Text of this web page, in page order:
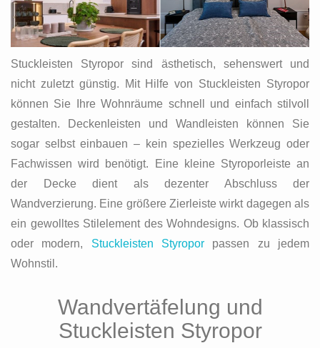
Stuckleisten Styropor sind ästhetisch, sehenswert und
nicht zuletzt günstig. Mit Hilfe von Stuckleisten Styropor
können Sie Ihre Wohnräume schnell und einfach stilvoll
gestalten. Deckenleisten und Wandleisten können Sie
sogar selbst einbauen – kein spezielles Werkzeug oder
Fachwissen wird benötigt. Eine kleine Styroporleiste an
der Decke dient als dezenter Abschluss der
Wandverzierung. Eine größere Zierleiste wirkt dagegen als
ein gewolltes Stilelement des Wohndesigns. Ob klassisch
oder modern, Stuckleisten Styropor passen zu jedem
Wohnstil.
Wandvertäfelung und
Stuckleisten Styropor